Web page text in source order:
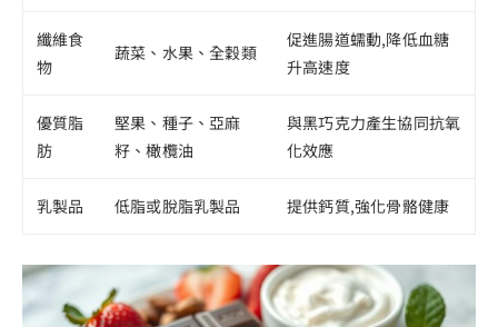
纖維食
物
蔬菜、水果、全穀類
促進腸道蠕動,降低血糖
升高速度
優質脂
肪
堅果、種子、亞麻
籽、橄欖油
與黑巧克力產生協同抗氧
化效應
乳製品 低脂或脫脂乳製品 提供鈣質,強化骨骼健康